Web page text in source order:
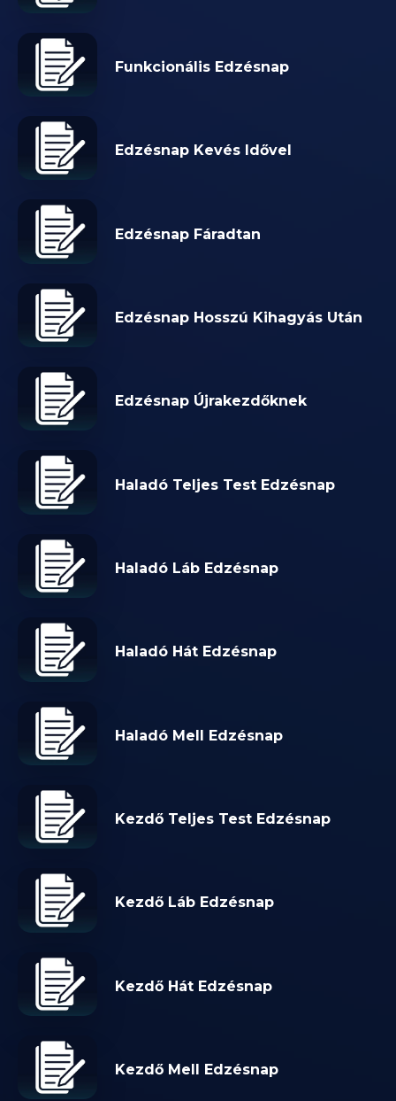
Funkcionális Edzésnap
Edzésnap Kevés Idővel
Edzésnap Fáradtan
Edzésnap Hosszú Kihagyás Után
Edzésnap Újrakezdőknek
Haladó Teljes Test Edzésnap
Haladó Láb Edzésnap
Haladó Hát Edzésnap
Haladó Mell Edzésnap
Kezdő Teljes Test Edzésnap
Kezdő Láb Edzésnap
Kezdő Hát Edzésnap
Kezdő Mell Edzésnap